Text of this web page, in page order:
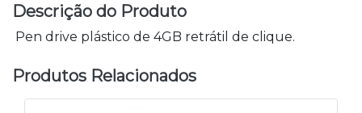
Descrição do Produto
Pen drive plástico de 4GB retrátil de clique.
Produtos Relacionados